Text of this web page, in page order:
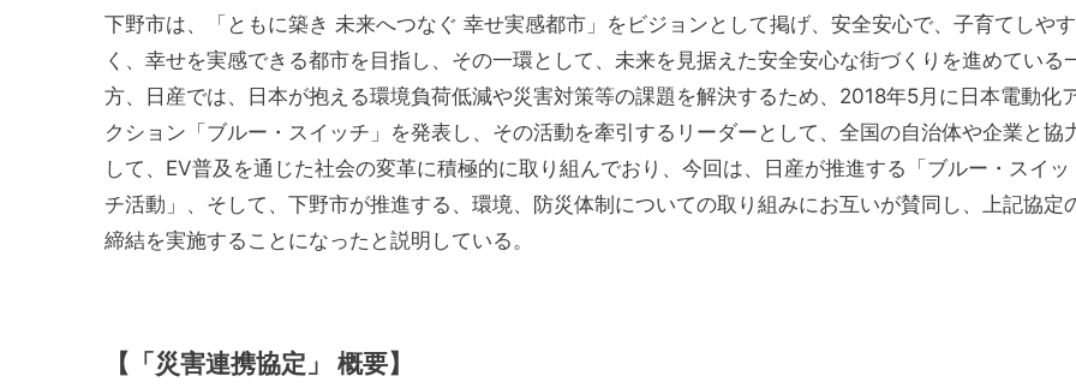
下野市は、「ともに築き 未来へつなぐ 幸せ実感都市」をビジョンとして掲げ、安全安心で、子育てしやす
く、幸せを実感できる都市を目指し、その一環として、未来を見据えた安全安心な街づくりを進めている
方、日産では、日本が抱える環境負荷低減や災害対策等の課題を解決するため、2018年5月に日本電動化
クション「ブルー・スイッチ」を発表し、その活動を牽引するリーダーとして、全国の自治体や企業と協
して、EV普及を通じた社会の変革に積極的に取り組んでおり、 今回は、日産が推進する「ブルー・スイッ
チ活動」、そして、下野市が推進する、環境、防災体制についての取り組みにお互いが賛同し、上記協定
締結を実施することになったと説明している。
【「災害連携協定」 概要】